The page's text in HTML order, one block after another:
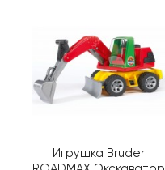
Игрушка Bruder